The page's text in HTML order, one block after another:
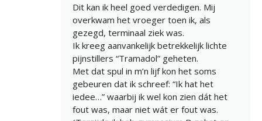
Dit kan ik heel goed verdedigen. Mij
overkwam het vroeger toen ik, als
gezegd, terminaal ziek was.
Ik kreeg aanvankelijk betrekkelijk lichte
pijnstillers “Tramadol” geheten.
Met dat spul in m’n lijf kon het soms
gebeuren dat ik schreef: “Ik hat het
iedee…” waarbij ik wel kon zien dát het
fout was, maar niet wát er fout was.